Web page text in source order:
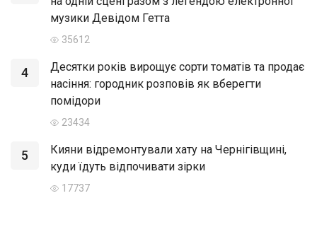
музики Девідом Гетта
35612
4
Десятки років вирощує сорти томатів та продає
насіння: городник розповів як вберегти
помідори
23434
5
Кияни відремонтували хату на Чернігівщині,
куди їдуть відпочивати зірки
17737